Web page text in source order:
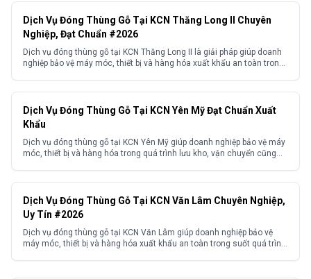
Dịch Vụ Đóng Thùng Gỗ Tại KCN Thăng Long II Chuyên
Nghiệp, Đạt Chuẩn #2026
Dịch vụ đóng thùng gỗ tại KCN Thăng Long II là giải pháp giúp doanh
nghiệp bảo vệ máy móc, thiết bị và hàng hóa xuất khẩu an toàn trong
Dịch Vụ Đóng Thùng Gỗ Tại KCN Yên Mỹ Đạt Chuẩn Xuất
Khẩu
Dịch vụ đóng thùng gỗ tại KCN Yên Mỹ giúp doanh nghiệp bảo vệ máy
móc, thiết bị và hàng hóa trong quá trình lưu kho, vận chuyển cũng
Dịch Vụ Đóng Thùng Gỗ Tại KCN Văn Lâm Chuyên Nghiệp,
Uy Tín #2026
Dịch vụ đóng thùng gỗ tại KCN Văn Lâm giúp doanh nghiệp bảo vệ
máy móc, thiết bị và hàng hóa xuất khẩu an toàn trong suốt quá trình